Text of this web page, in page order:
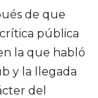
de que
pública
la que habló
y la llegada
del